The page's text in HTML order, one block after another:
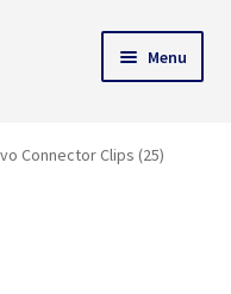
Menu
Connector Clips (25)